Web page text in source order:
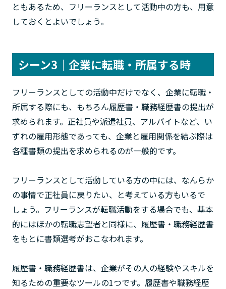
ともあるため、フリーランスとして活動中の方も、用意
しておくとよいでしょう。
シーン3｜企業に転職・所属する時
フリーランスとしての活動中だけでなく、企業に転職・
所属する際にも、もちろん履歴書・職務経歴書の提出が
求められます。正社員や派遣社員、アルバイトなど、い
ずれの雇用形態であっても、企業と雇用関係を結ぶ際は
各種書類の提出を求められるのが一般的です。
フリーランスとして活動している方の中には、なんらか
の事情で正社員に戻りたい、と考えている方もいるで
しょう。フリーランスが転職活動をする場合でも、基本
的にはほかの転職志望者と同様に、履歴書・職務経歴書
をもとに書類選考がおこなわれます。
履歴書・職務経歴書は、企業がその人の経験やスキルを
知るための重要なツールの1つです。履歴書や職務経歴